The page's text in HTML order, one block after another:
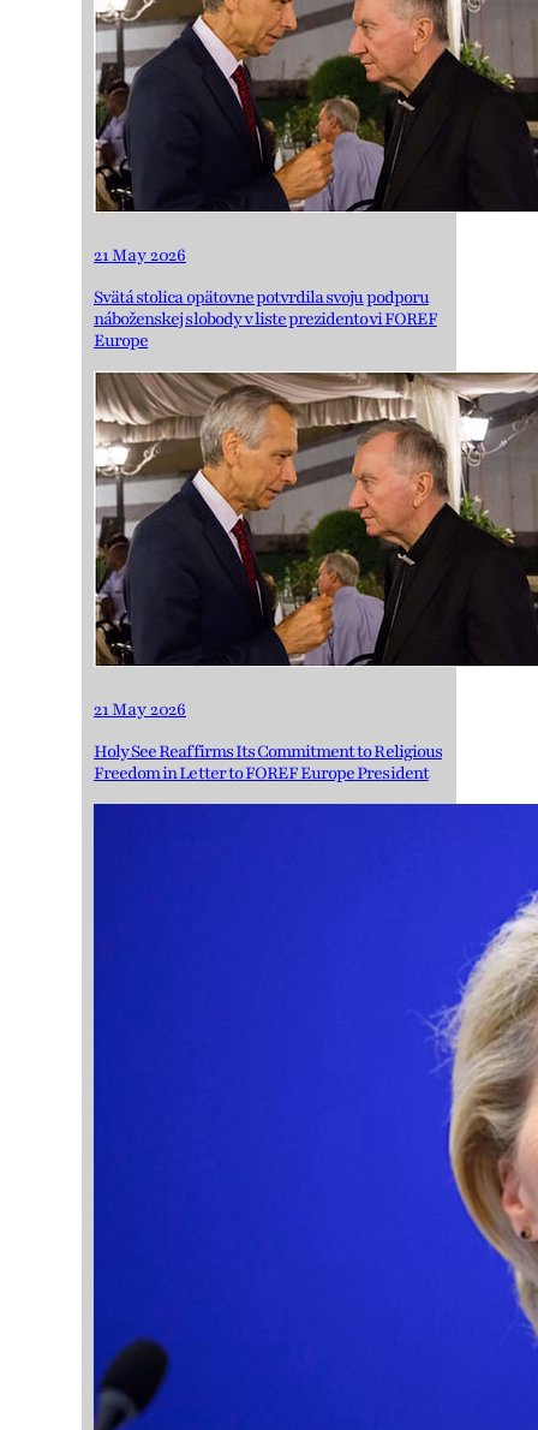
21 May 2026
Svätá stolica opätovne potvrdila svoju podporu
náboženskej slobody v liste prezidentovi FOREF
Europe
21 May 2026
Holy See Reaffirms Its Commitment to Religious
Freedom in Letter to FOREF Europe President